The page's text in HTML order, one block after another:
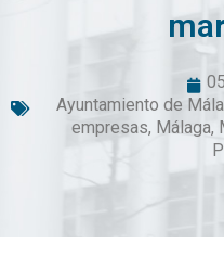
Ayuntamiento de
empresas, Málaga,